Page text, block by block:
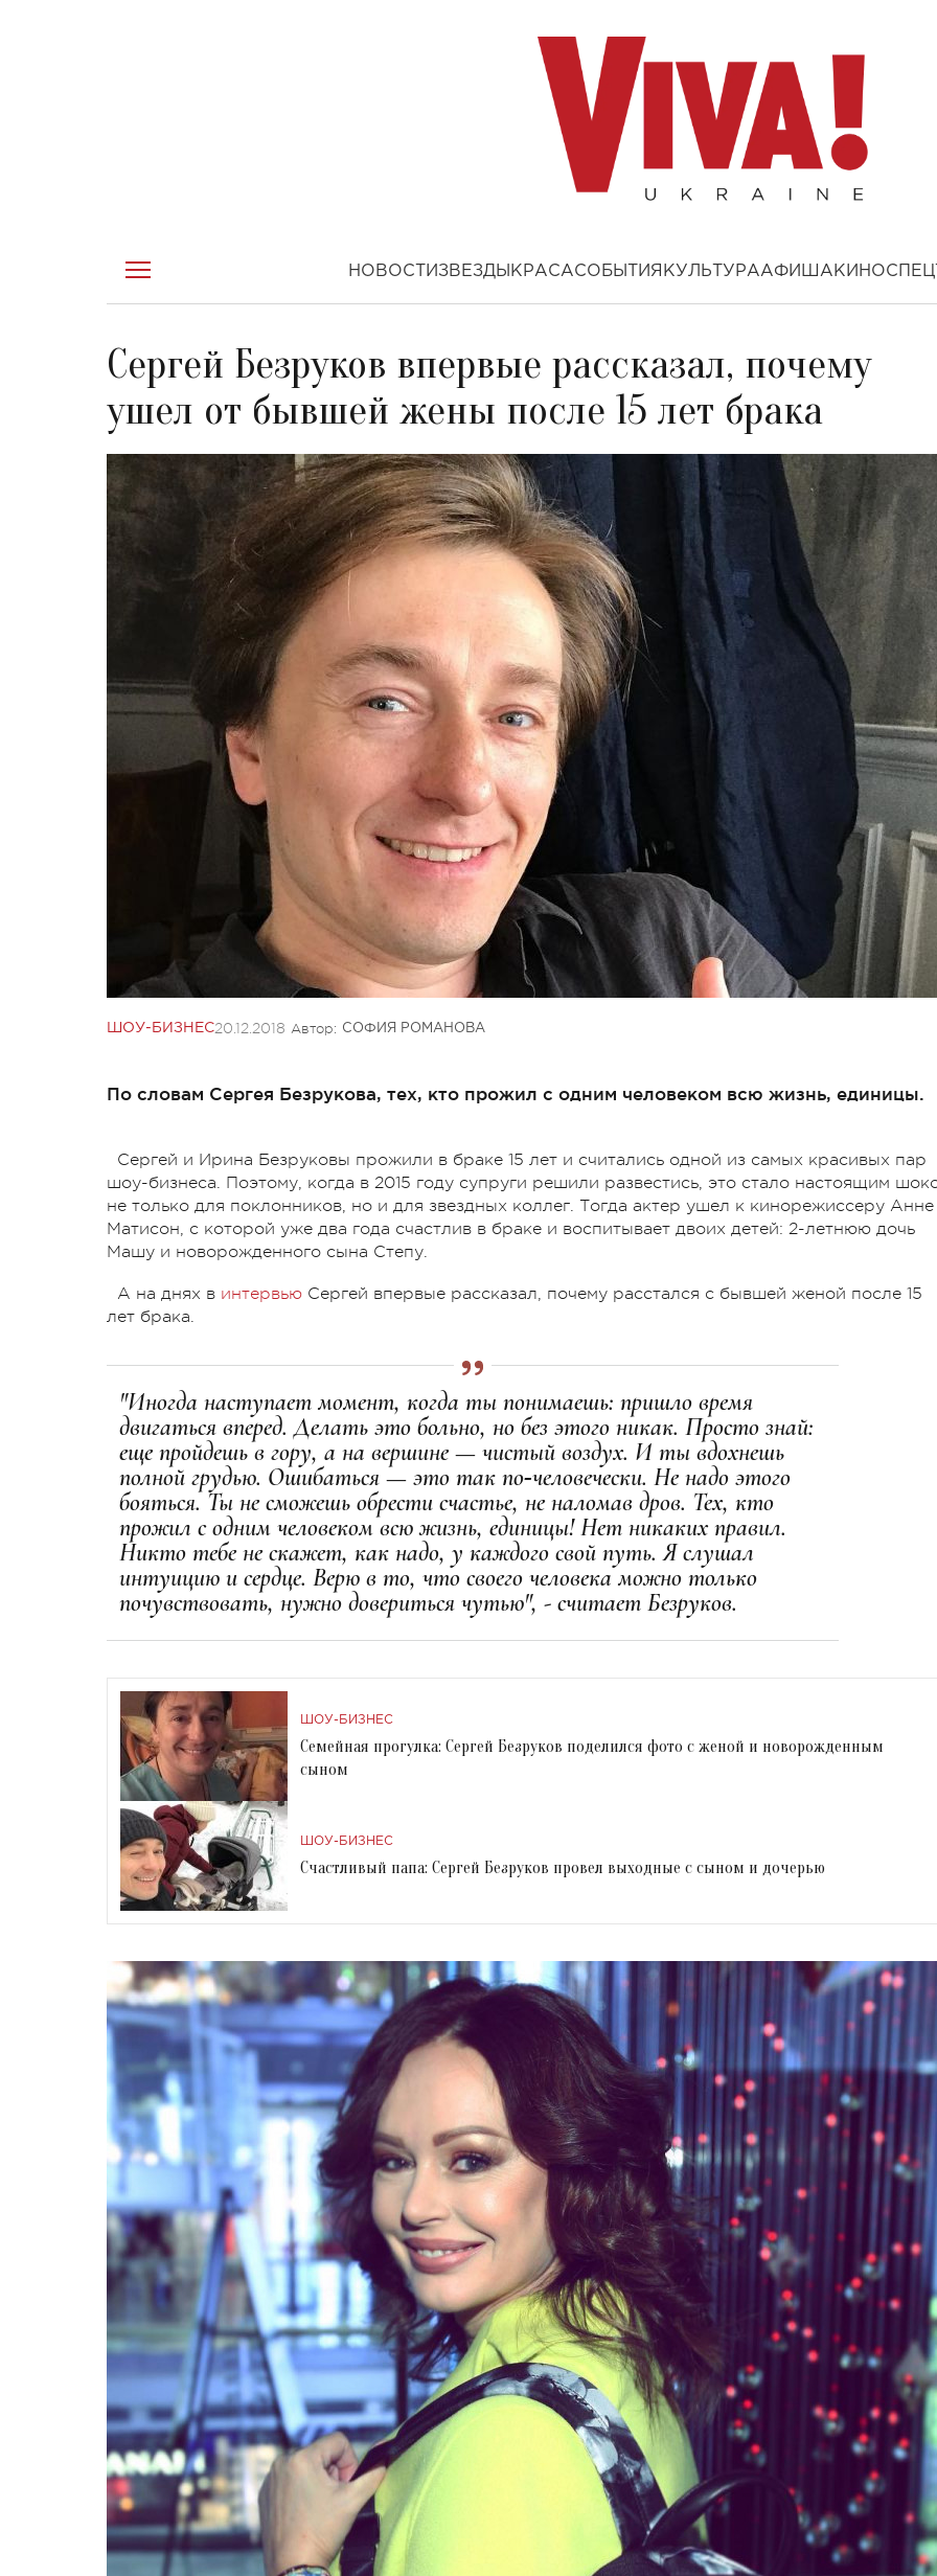
НОВОСТИ ЗВЕЗДЫ КРАСАСОБЫТИЯ КУЛЬТУРААФИША КИНО
Сергей Безруков впервые рассказал, почему
ушел от бывшей жены после 15 лет брака
ШОУ-БИЗНЕС20.12.2018 Автор: СОФИЯ РОМАНОВА
По словам Сергея Безрукова, тех, кто прожил с одним человеком всю жизнь, единицы.
Сергей и Ирина Безруковы прожили в браке 15 лет и считались одной из самых красивых пар
шоу-бизнеса. Поэтому, когда в 2015 году супруги решили развестись, это стало настоящим
не только для поклонников, но и для звездных коллег. Тогда актер ушел к кинорежиссеру Анне
Матисон, с которой уже два года счастлив в браке и воспитывает двоих детей: 2-летнюю дочь
Машу и новорожденного сына Степу.
А на днях в интервью Сергей впервые рассказал, почему расстался с бывшей женой после 15
лет брака.
"Иногда наступает момент, когда ты понимаешь: пришло время
двигаться вперед. Делать это больно, но без этого никак. Просто знай:
еще пройдешь в гору, а на вершине — чистый воздух. И ты вдохнешь
полной грудью. Ошибаться — это так по‑человечески. Не надо этого
бояться. Ты не сможешь обрести счастье, не наломав дров. Тех, кто
прожил с одним человеком всю жизнь, единицы! Нет никаких правил.
Никто тебе не скажет, как надо, у каждого свой путь. Я слушал
интуицию и сердце. Верю в то, что своего человека можно только
почувствовать, нужно довериться чутью", - считает Безруков.
ШОУ-БИЗНЕС
Семейная прогулка: Сергей Безруков поделился фото с женой и новорожденным
сыном
ШОУ-БИЗНЕС
Счастливый папа: Сергей Безруков провел выходные с сыном и дочерью